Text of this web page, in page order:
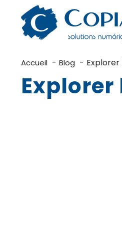
contenu
Accueil Blog